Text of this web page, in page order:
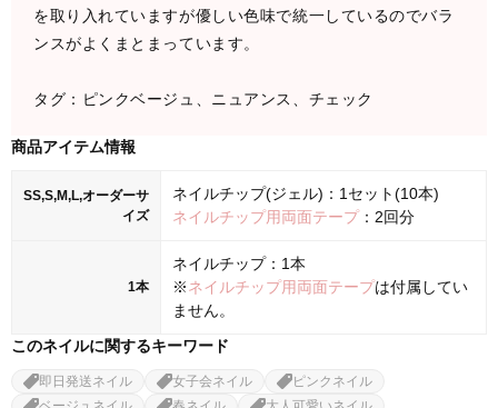
を取り入れていますが優しい色味で統一しているのでバラ
ンスがよくまとまっています。
タグ：ピンクベージュ、ニュアンス、チェック
商品アイテム情報
SS,S,M,L,オーダーサ
イズ
ネイルチップ(ジェル)：1セット(10本)
ネイルチップ用両面テープ：2回分
1本
ネイルチップ：1本
※ネイルチップ用両面テープは付属してい
ません。
このネイルに関するキーワード
即日発送ネイル 女子会ネイル
ピンクネイル